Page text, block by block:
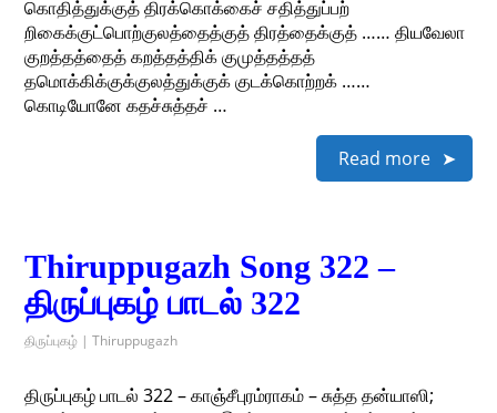
கொதித்துக்குத் திரக்கொக்கைச் சதித்துப்பற்
றிகைக்குட்பொற்குலத்தைத்குத் திரத்தைக்குத் …… தியவேலா
குறத்தத்தைத் கறத்தத்திக் குமுத்தத்தத்
தமொக்கிக்குக்குலத்துக்குக் குடக்கொற்றக் ……
கொடியோனே கதச்சுத்தச் …
Read more
Thiruppugazh Song 322 –
திருப்புகழ் பாடல் 322
திருப்புகழ் | Thiruppugazh
திருப்புகழ் பாடல் 322 – காஞ்சீபுரம்ராகம் – சுத்த தன்யாஸி;